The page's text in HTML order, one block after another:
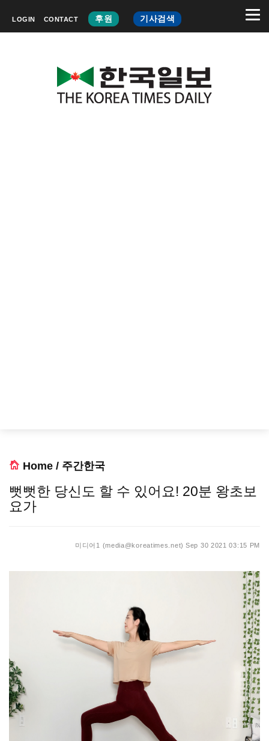
LOGIN CONTACT 후원 기사검색
Home / 주간한국
뻣뻣한 당신도 할 수 있어요! 20분 왕초보
요가
미디어1 (media@koreatimes.net) Sep 30 2021 03:15 PM